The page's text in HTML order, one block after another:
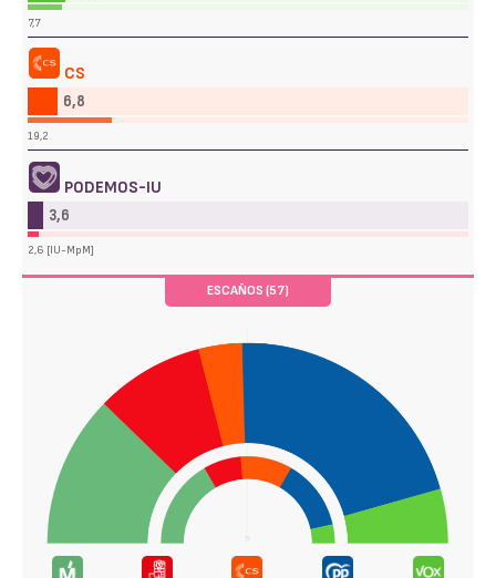
7,7
CS
6,8
19,2
PODEMOS-IU
3,6
2,6 [IU-MpM]
ESCAÑOS (57)